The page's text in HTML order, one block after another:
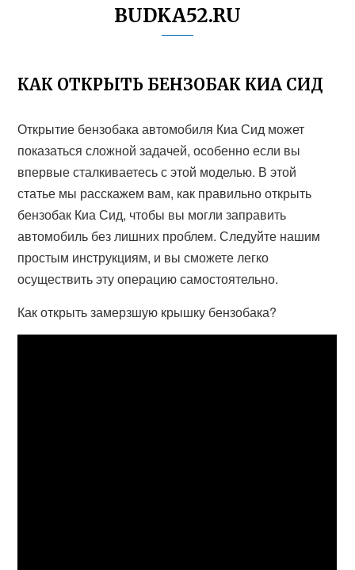
BUDKA52.RU
КАК ОТКРЫТЬ БЕНЗОБАК КИА СИД
Открытие бензобака автомобиля Киа Сид может
показаться сложной задачей, особенно если вы
впервые сталкиваетесь с этой моделью. В этой
статье мы расскажем вам, как правильно открыть
бензобак Киа Сид, чтобы вы могли заправить
автомобиль без лишних проблем. Следуйте нашим
простым инструкциям, и вы сможете легко
осуществить эту операцию самостоятельно.
Как открыть замерзшую крышку бензобака?